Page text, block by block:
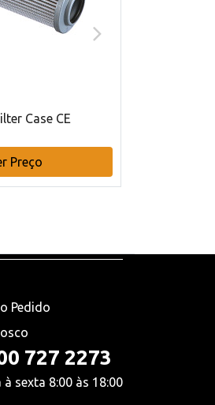
Case CE
Preço
Pedido
727 2273
à sexta 8:00 às 18:00